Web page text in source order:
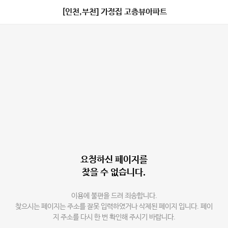
[인천,부천] 가정집 고층뷰아파트
요청하신 페이지를
찾을 수 없습니다.
이용에 불편을 드려 죄송합니다.
찾으시는 페이지는 주소를 잘못 입력하였거나 삭제된 페이지 입니다. 페이
지 주소를 다시 한 번 확인해 주시기 바랍니다.